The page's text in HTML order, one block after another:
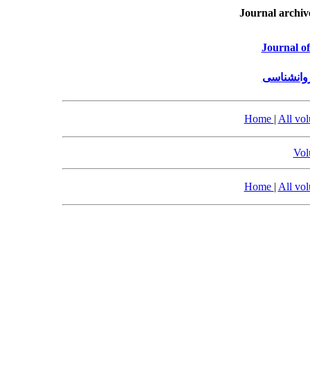
Journal
Journal
Home | All
Home | All